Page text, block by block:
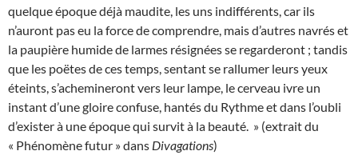
quelque époque déjà maudite, les uns indifférents, car ils
n’auront pas eu la force de comprendre, mais d’autres navrés et
la paupière humide de larmes résignées se regarderont ; tandis
que les poëtes de ces temps, sentant se rallumer leurs yeux
éteints, s’achemineront vers leur lampe, le cerveau ivre un
instant d’une gloire confuse, hantés du Rythme et dans l’oubli
d’exister à une époque qui survit à la beauté. » (extrait du
« Phénomène futur » dans Divagations)